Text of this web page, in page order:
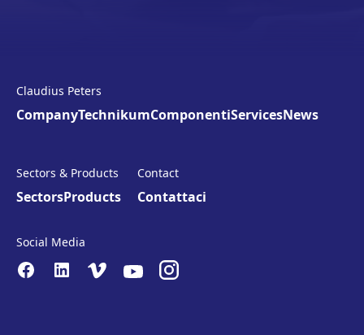
Claudius Peters
CompanyTechnikumComponentiServicesNews
Sectors & Products
SectorsProducts
Contact
Contattaci
Social Media